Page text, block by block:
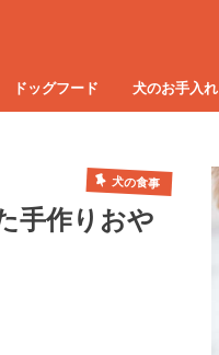
ドッグフード 犬のお手入れ
犬の食事
手作りおや